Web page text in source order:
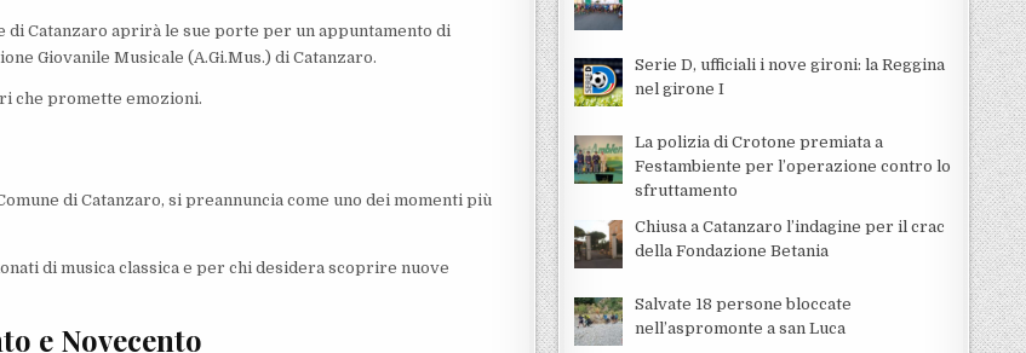
di Catanzaro aprirà le sue porte per un appuntamento di
Giovanile Musicale (A.Gi.Mus.) di Catanzaro.
che promette emozioni.
di Catanzaro, si preannuncia come uno dei momenti più
di musica classica e per chi desidera scoprire nuove
e Novecento
Serie D, ufficiali i nove gironi: la Reggina
nel girone I
La polizia di Crotone premiata a
Festambiente per l’operazione contro lo
sfruttamento
Chiusa a Catanzaro l’indagine per il crac
della Fondazione Betania
Salvate 18 persone bloccate
nell’aspromonte a san Luca